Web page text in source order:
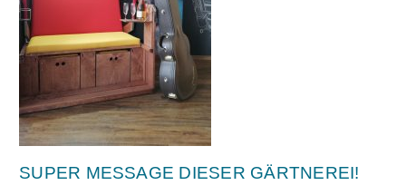
SUPER MESSAGE DIESER GÄRTNEREI!